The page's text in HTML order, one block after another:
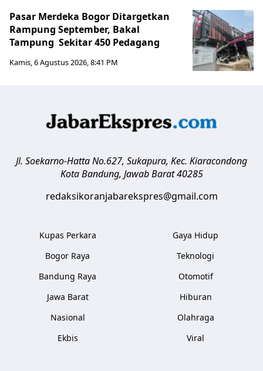
Pasar Merdeka Bogor Ditargetkan
Rampung September, Bakal
Tampung Sekitar 450 Pedagang
Kamis, 6 Agustus 2026, 8:41 PM
Jl. Soekarno-Hatta No.627, Sukapura, Kec. Kiaracondong
Kota Bandung, Jawab Barat 40285
redaksikoranjabarekspres@gmail.com
Kupas Perkara
Bogor Raya
Bandung Raya
Jawa Barat
Nasional
Ekbis
Gaya Hidup
Teknologi
Otomotif
Hiburan
Olahraga
Viral